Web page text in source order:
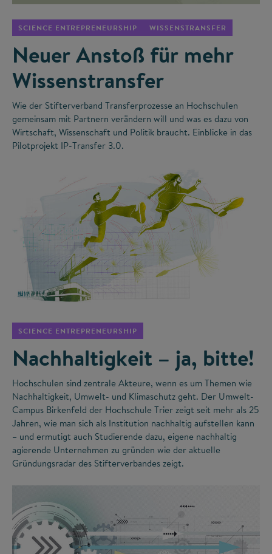
SCIENCE ENTREPRENEURSHIP WISSENSTRANSFER
Neuer Anstoß für mehr
Wissenstransfer
Wie der Stifterverband Transferprozesse an Hochschulen
gemeinsam mit Partnern verändern will und was es dazu von
Wirtschaft, Wissenschaft und Politik braucht. Einblicke in das
Pilotprojekt IP-Transfer 3.0.
SCIENCE ENTREPRENEURSHIP
Nachhaltigkeit – ja, bitte!
Hochschulen sind zentrale Akteure, wenn es um Themen wie
Nachhaltigkeit, Umwelt- und Klimaschutz geht. Der Umwelt-
Campus Birkenfeld der Hochschule Trier zeigt seit mehr als 25
Jahren, wie man sich als Institution nachhaltig aufstellen kann
– und ermutigt auch Studierende dazu, eigene nachhaltig
agierende Unternehmen zu gründen wie der aktuelle
Gründungsradar des Stifterverbandes zeigt.